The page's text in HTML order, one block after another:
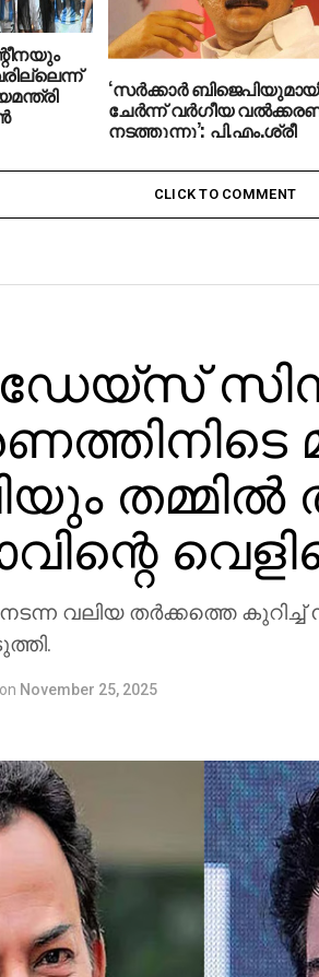
‘സർക്കാർ
ചേർന്ന് വർഗീയ
നടത്തുന്നു’; പി.എം.ശ്രീ
അൻവർ
CLICK TO COMMENT
ഡേയ്‌സ്
തമ്മില്‍
വലിയ തര്‍ക്കത്തെ കുറിച്ച്
on November 25, 2025